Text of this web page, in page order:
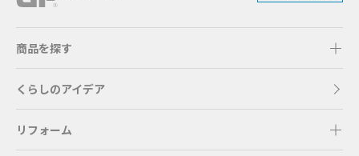
商品を探す
くらしのアイデア
リフォーム